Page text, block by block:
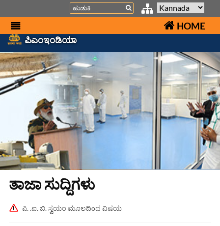
Search
HOME
ಪಿಎಂಇಂಡಿಯಾ
ತಾಜಾ ಸುದ್ದಿಗಳು
ಪಿ. .ಐ. ಬಿ. ಸ್ವಯಂ ಮೂಲದಿoದ ವಿಷಯ